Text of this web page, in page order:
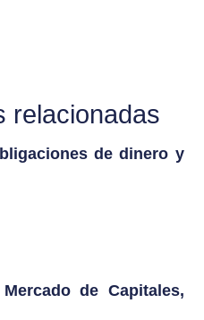
relacionadas
de dinero y
de Capitales,